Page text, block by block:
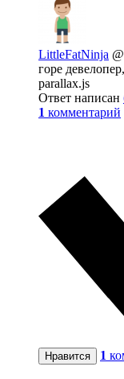
LittleFatNinja
горе
parallax.js
Ответ написан
1 комментарий
Нравится 1